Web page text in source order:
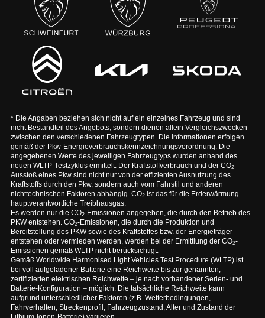
* Die Angaben beziehen sich nicht auf ein einzelnes Fahrzeug und sind
nicht Bestandteil des Angebots, sondern dienen allein Vergleichszwecken
zwischen den verschiedenen Fahrzeugtypen. Die Informationen erfolgen
gemäß der Pkw-Energieverbrauchskennzeichnungsverordnung. Die
angegebenen Werte des jeweiligen Fahrzeugtyps wurden anhand des
neuen WLTP-Testzyklus ermittelt. Der Kraftstoffverbrauch und der CO2-
Ausstoß eines Pkw sind nicht nur von der effizienten Ausnutzung des
Kraftstoffs durch den Pkw, sondern auch vom Fahrstil und anderen
nichttechnischen Faktoren abhängig. CO2ist das für die Erderwärmung
hauptverantwortliche Treibhausgas.
Es werden nur die CO2-Emissionen angegeben, die durch den Betrieb des
PKW entstehen. CO2-Emissionen, die durch die Produktion und
Bereitstellung des PKW sowie des Kraftstoffes bzw. der Energieträger
entstehen oder vermieden werden, werden bei der Ermittlung der CO2-
Emissionen gemäß WLTP nicht berücksichtigt.
Gemäß Worldwide Harmonised Light Vehicles Test Procedure (WLTP) ist
bei voll aufgeladener Batterie eine Reichweite bis zur genannten,
zertifizierten elektrischen Reichweite – je nach vorhandener Serien- und
Batterie-Konfiguration – möglich. Die tatsächliche Reichweite kann
aufgrund unterschiedlicher Faktoren (z.B. Wetterbedingungen,
Fahrverhalten, Streckenprofil, Fahrzeugzustand, Alter und Zustand der